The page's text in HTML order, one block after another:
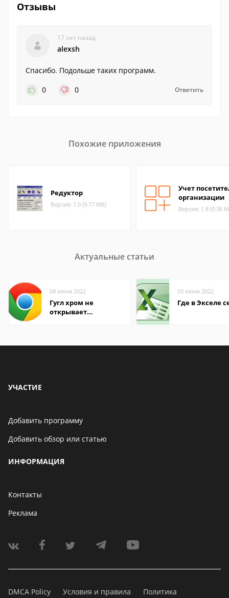
Отзывы
17 лет назад
alexsh
Спасибо. Подольше таких программ.
0
0 Ответить
Похожие приложения
Редуктор
Версия: 1.0 (9.77 МБ)
Учет
организации
Версия: 1.8 (9.36
Актуальные статьи
04 июня 2022
Гугл хром не
открывает
03 июня 2022
Где в Экселе
УЧАСТИЕ
Добавить программу
Добавить обзор или статью
ИНФОРМАЦИЯ
Контакты
Реклама
DMCA Policy Условия и правила Политика